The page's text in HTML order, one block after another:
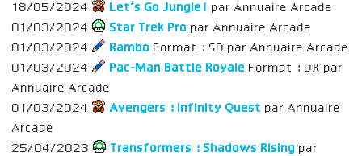
18/05/2024
Let’s Go Jungle! par Annuaire Arcade
01/03/2024
Star Trek Pro par Annuaire Arcade
01/03/2024
Rambo Format : SD par Annuaire Arcade
01/03/2024
Pac-Man Battle Royale Format : DX par
Annuaire Arcade
01/03/2024
Avengers : Infinity Quest par Annuaire
Arcade
25/04/2023
Transformers : Shadows Rising par